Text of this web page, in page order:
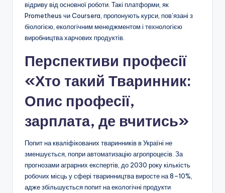
відриву від основної роботи. Такі платформи, як
Prometheus чи Coursera, пропонують курси, пов’язані з
біологією, екологічним менеджментом і технологією
виробництва харчових продуктів.
Перспективи професії
«Хто такий Тваринник:
Опис професії,
зарплата, де вчитись»
Попит на кваліфікованих тваринників в Україні не
зменшується, попри автоматизацію агропроцесів. За
прогнозами аграрних експертів, до 2030 року кількість
робочих місць у сфері тваринництва виросте на 8–10%,
адже збільшується попит на екологічні продукти